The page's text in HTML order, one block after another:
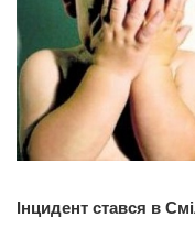
Інцидент стався в